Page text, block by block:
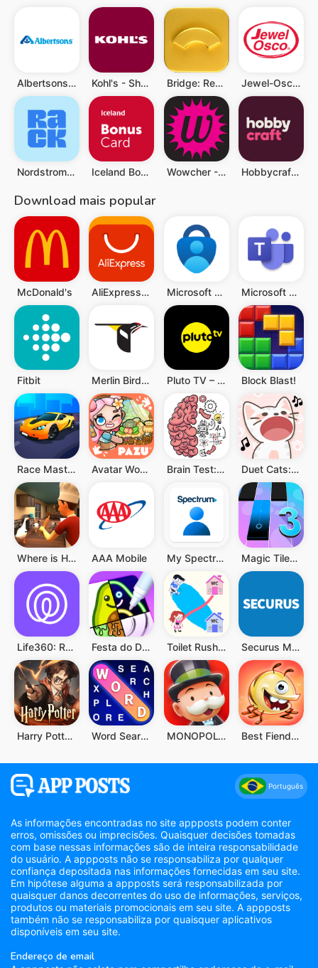
Albertsons Deals & Delivery Kohl's - Shopping & Discounts Bridge: Rent Rewards & More Jewel-Osco Deals & Delivery
Nordstrom Rack Iceland Bonus Card Wowcher - UK Deals & eVouchers Hobbycraft: Shop Arts & Crafts
Download mais popular
McDonald's AliExpress: Compras online Microsoft Authenticator Microsoft Teams
Fitbit Merlin Bird ID por Cornell Lab Pluto TV – TV Ao vivo e Filmes Block Blast!
Race Master 3D Avatar World ® Brain Test: Jogos Mentais Duet Cats: música popcat fofa
Where is He: Hide and Seek AAA Mobile My Spectrum Magic Tiles 3: Jogo de Piano
Life360: Rastreador de Celular Festa do Desenho Toilet Rush Race: Draw Puzzle Securus Mobile
Harry Potter: Desperta a Magia Word Search Explorer MONOPOLY GO! Best Fiends - Combinações
Português
As informações encontradas no site appposts podem conter
erros, omissões ou imprecisões. Quaisquer decisões tomadas
com base nessas informações são de inteira responsabilidade
do usuário. A appposts não se responsabiliza por qualquer
confiança depositada nas informações fornecidas em seu site.
Em hipótese alguma a appposts será responsabilizada por
quaisquer danos decorrentes do uso de informações, serviços,
produtos ou materiais promocionais em seu site. A appposts
também não se responsabiliza por quaisquer aplicativos
disponíveis em seu site.
Endereço de email